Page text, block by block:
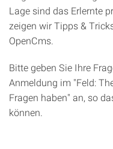
Lage sind das Erlernte
zeigen wir Tipps &
OpenCms.
Bitte geben Sie Ihre
Anmeldung im "Feld:
Fragen haben" an, so
können.